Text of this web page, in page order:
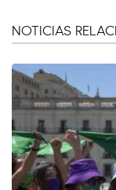
NOTICIAS